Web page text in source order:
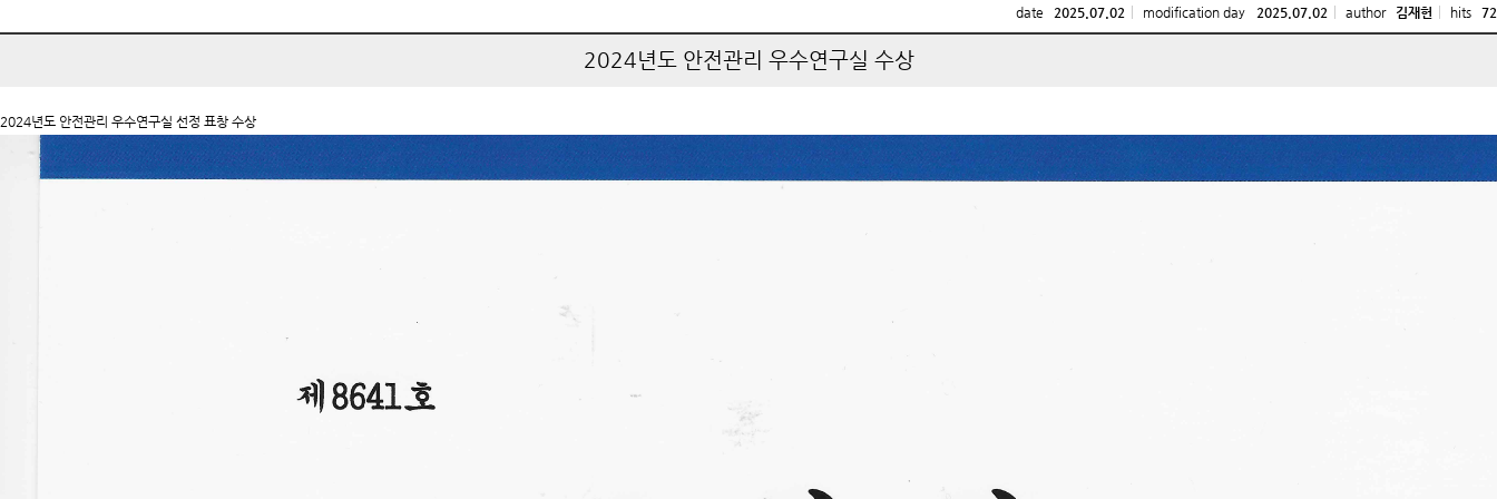
date 2025.07.02 modification day 2025.07.02 author 김재헌 hits 72
2024년도 안전관리 우수연구실 수상
2024년도 안전관리 우수연구실 선정 표창 수상